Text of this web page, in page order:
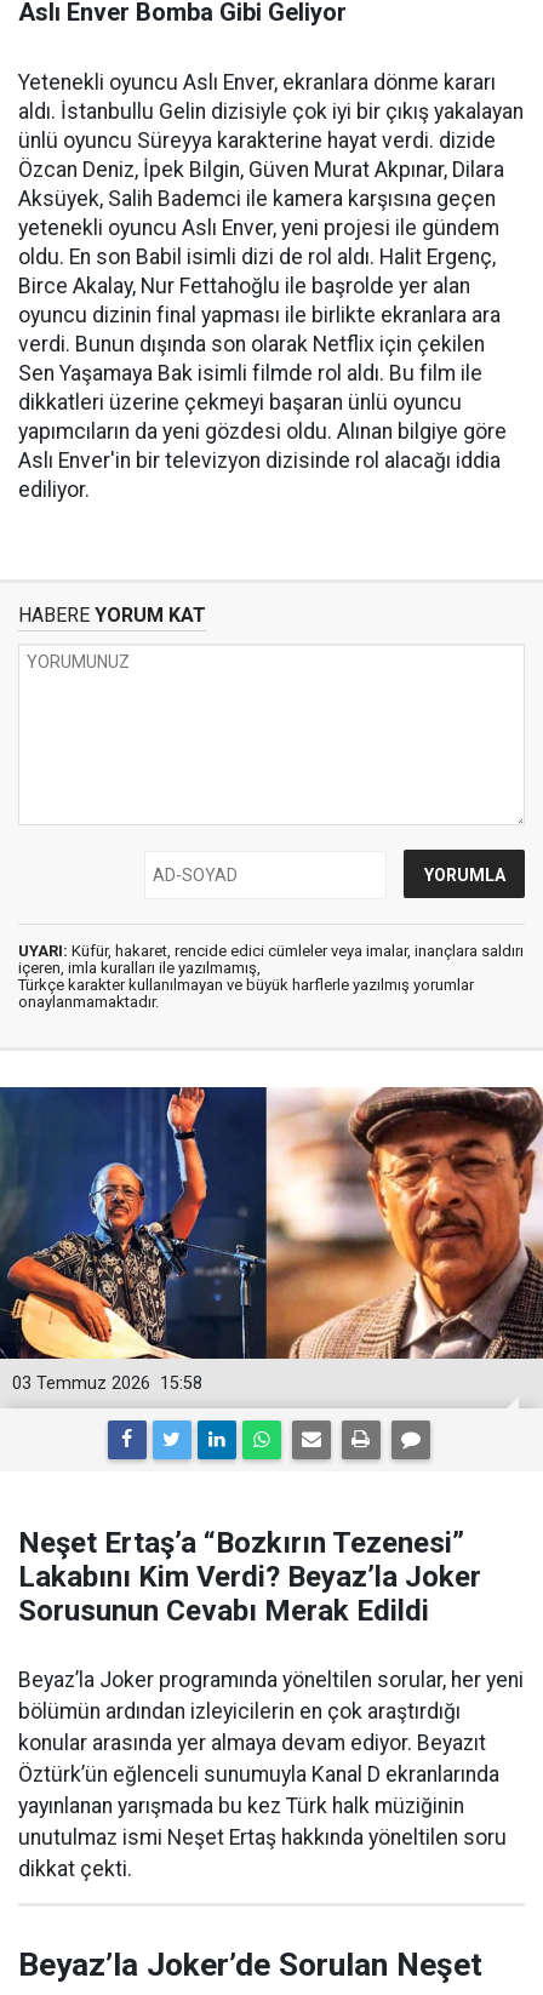
Aslı Enver Bomba Gibi Geliyor
Yetenekli oyuncu Aslı Enver, ekranlara dönme kararı
aldı. İstanbullu Gelin dizisiyle çok iyi bir çıkış yakalayan
ünlü oyuncu Süreyya karakterine hayat verdi. dizide
Özcan Deniz, İpek Bilgin, Güven Murat Akpınar, Dilara
Aksüyek, Salih Bademci ile kamera karşısına geçen
yetenekli oyuncu Aslı Enver, yeni projesi ile gündem
oldu. En son Babil isimli dizi de rol aldı. Halit Ergenç,
Birce Akalay, Nur Fettahoğlu ile başrolde yer alan
oyuncu dizinin final yapması ile birlikte ekranlara ara
verdi. Bunun dışında son olarak Netflix için çekilen
Sen Yaşamaya Bak isimli filmde rol aldı. Bu film ile
dikkatleri üzerine çekmeyi başaran ünlü oyuncu
yapımcıların da yeni gözdesi oldu. Alınan bilgiye göre
Aslı Enver'in bir televizyon dizisinde rol alacağı iddia
ediliyor.
HABERE YORUM KAT
UYARI: Küfür, hakaret, rencide edici cümleler veya imalar, inançlara saldırı
içeren, imla kuralları ile yazılmamış,
Türkçe karakter kullanılmayan ve büyük harflerle yazılmış yorumlar
onaylanmamaktadır.
15:58
03 Temmuz 2026
Neşet Ertaş’a “Bozkırın Tezenesi”
Lakabını Kim Verdi? Beyaz’la Joker
Sorusunun Cevabı Merak Edildi
Beyaz’la Joker programında yöneltilen sorular, her yeni
bölümün ardından izleyicilerin en çok araştırdığı
konular arasında yer almaya devam ediyor. Beyazıt
Öztürk’ün eğlenceli sunumuyla Kanal D ekranlarında
yayınlanan yarışmada bu kez Türk halk müziğinin
unutulmaz ismi Neşet Ertaş hakkında yöneltilen soru
dikkat çekti.
Beyaz’la Joker’de Sorulan Neşet